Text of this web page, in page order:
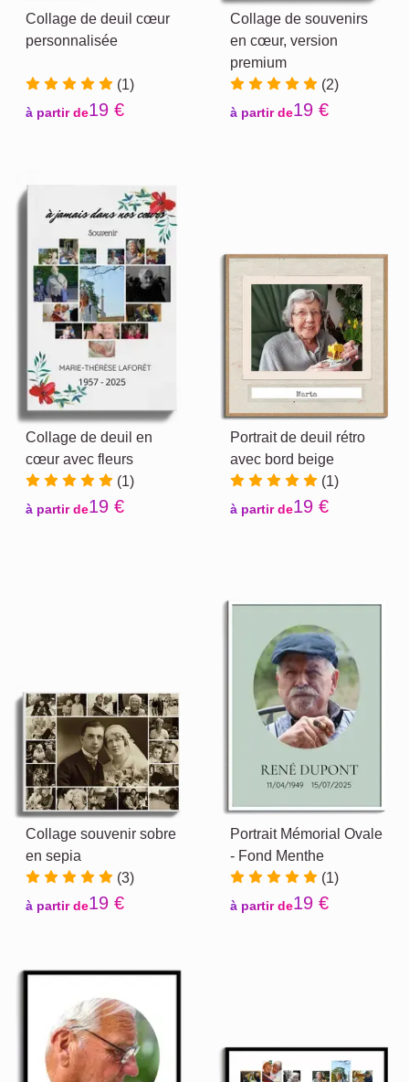
Collage de deuil cœur
personnalisée
(1)
à partir de19 €
Collage de souvenirs
en cœur, version
premium
(2)
à partir de19 €
Collage de deuil en
cœur avec fleurs
(1)
à partir de19 €
Portrait de deuil rétro
avec bord beige
(1)
à partir de19 €
Collage souvenir sobre
en sepia
(3)
à partir de19 €
Portrait Mémorial Ovale
- Fond Menthe
(1)
à partir de19 €